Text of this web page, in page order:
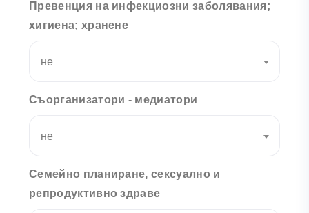
Превенция на инфекциозни заболявания;
хигиена; хранене
не
Съорганизатори - медиатори
не
Семейно планиране, сексуално и
репродуктивно здраве